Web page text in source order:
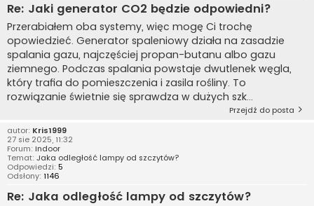
Re: Jaki generator CO2 będzie odpowiedni?
Przerabiałem oba systemy, więc mogę Ci trochę
opowiedzieć. Generator spaleniowy działa na zasadzie
spalania gazu, najczęściej propan-butanu albo gazu
ziemnego. Podczas spalania powstaje dwutlenek węgla,
który trafia do pomieszczenia i zasila rośliny. To
rozwiązanie świetnie się sprawdza w dużych szk...
Przejdź do posta
autor: Kris1999
27 sie 2025, 11:32
Forum: Indoor
Temat: Jaka odległość lampy od szczytów?
Odpowiedzi: 5
Odsłony: 1146
Re: Jaka odległość lampy od szczytów?